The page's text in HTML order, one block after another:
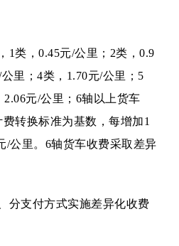
1类，0.45元/公里；2类，0.9
里；4类，1.70元/公里；5
元/公里；6轴以上货车
费转换标准为基数，每增加1
/公里。6轴货车收费采取差异
分支付方式实施差异化收费